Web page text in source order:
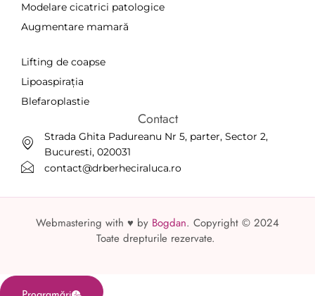
Modelare cicatrici patologice
Augmentare mamară
Lifting de coapse
Lipoaspirația
Blefaroplastie
Contact
Strada Ghita Padureanu Nr 5, parter, Sector 2,
Bucuresti, 020031
contact@drberheciraluca.ro
Webmastering with ♥ by Bogdan. Copyright © 2024
Toate drepturile rezervate.